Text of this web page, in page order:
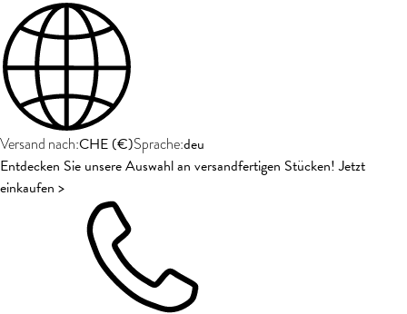
Versand nach:CHE (€)Sprache:deu
Entdecken Sie unsere Auswahl an versandfertigen Stücken! Jetzt
einkaufen >